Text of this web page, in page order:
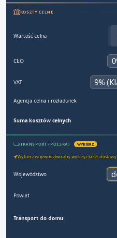
KOSZTY CELNE
Wartość celna
CŁO
VAT
Agencja celna i rozładunek
Suma kosztów celnych
TRANSPORT (POLSKA) WYBIERZ
Wybierz województwo aby wyliczyć koszt dostawy
Województwo
Powiat
Transport do domu